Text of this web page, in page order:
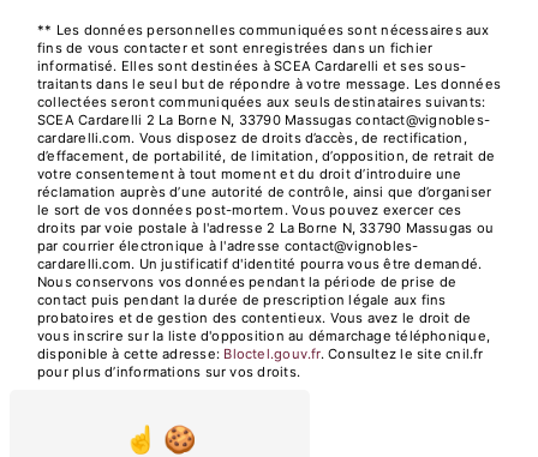
** Les données personnelles communiquées sont nécessaires aux
fins de vous contacter et sont enregistrées dans un fichier
informatisé. Elles sont destinées à SCEA Cardarelli et ses sous-
traitants dans le seul but de répondre à votre message. Les données
collectées seront communiquées aux seuls destinataires suivants:
SCEA Cardarelli 2 La Borne N, 33790 Massugas contact@vignobles-
cardarelli.com. Vous disposez de droits d’accès, de rectification,
d’effacement, de portabilité, de limitation, d’opposition, de retrait de
votre consentement à tout moment et du droit d’introduire une
réclamation auprès d’une autorité de contrôle, ainsi que d’organiser
le sort de vos données post-mortem. Vous pouvez exercer ces
droits par voie postale à l'adresse 2 La Borne N, 33790 Massugas ou
par courrier électronique à l'adresse contact@vignobles-
cardarelli.com. Un justificatif d'identité pourra vous être demandé.
Nous conservons vos données pendant la période de prise de
contact puis pendant la durée de prescription légale aux fins
probatoires et de gestion des contentieux. Vous avez le droit de
vous inscrire sur la liste d'opposition au démarchage téléphonique,
disponible à cette adresse:
Bloctel.gouv.fr. Consultez le site cnil.fr
pour plus d’informations sur vos droits.